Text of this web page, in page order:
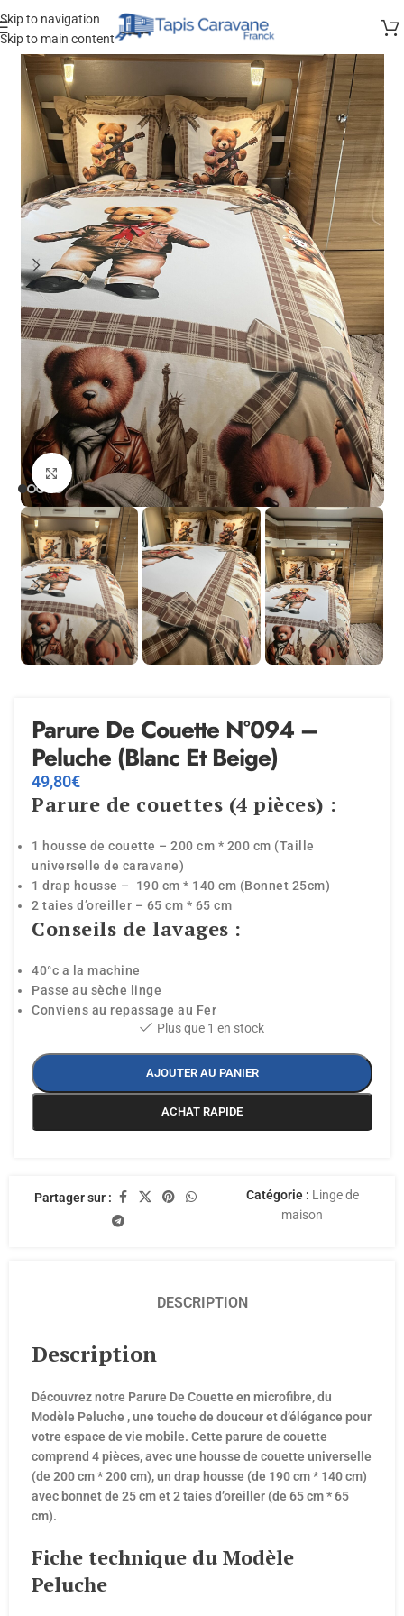
Skip to navigation
Skip to main content
Agrandir
Parure De Couette N°094 –
Peluche (Blanc Et Beige)
49,80€
Parure de couettes (4 pièces) :
1 housse de couette – 200 cm * 200 cm (Taille
universelle de caravane)
1 drap housse – 190 cm * 140 cm (Bonnet 25cm)
2 taies d’oreiller – 65 cm * 65 cm
Conseils de lavages :
40°c a la machine
Passe au sèche linge
Conviens au repassage au Fer
Plus que 1 en stock
AJOUTER AU PANIER
ACHAT RAPIDE
Partager sur : Catégorie : Linge de
maison
DESCRIPTION
Description
Découvrez notre Parure De Couette en microfibre, du
Modèle Peluche , une touche de douceur et d’élégance pour
votre espace de vie mobile. Cette parure de couette
comprend 4 pièces, avec une housse de couette universelle
(de 200 cm * 200 cm), un drap housse (de 190 cm * 140 cm)
avec bonnet de 25 cm et 2 taies d’oreiller (de 65 cm * 65
cm).
Fiche technique du Modèle
Peluche